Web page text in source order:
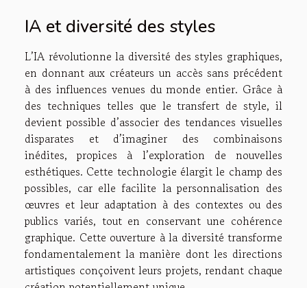
IA et diversité des styles
L’IA révolutionne la diversité des styles graphiques,
en donnant aux créateurs un accès sans précédent
à des influences venues du monde entier. Grâce à
des techniques telles que le transfert de style, il
devient possible d’associer des tendances visuelles
disparates et d’imaginer des combinaisons
inédites, propices à l’exploration de nouvelles
esthétiques. Cette technologie élargit le champ des
possibles, car elle facilite la personnalisation des
œuvres et leur adaptation à des contextes ou des
publics variés, tout en conservant une cohérence
graphique. Cette ouverture à la diversité transforme
fondamentalement la manière dont les directions
artistiques conçoivent leurs projets, rendant chaque